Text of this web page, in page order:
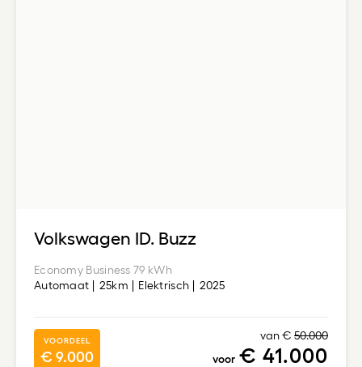
Volkswagen ID. Buzz
Economy Business 79 kWh
Automaat
25km Elektrisch 2025
van €50.000
voor € 41.000
VOORDEEL
€ 9.000